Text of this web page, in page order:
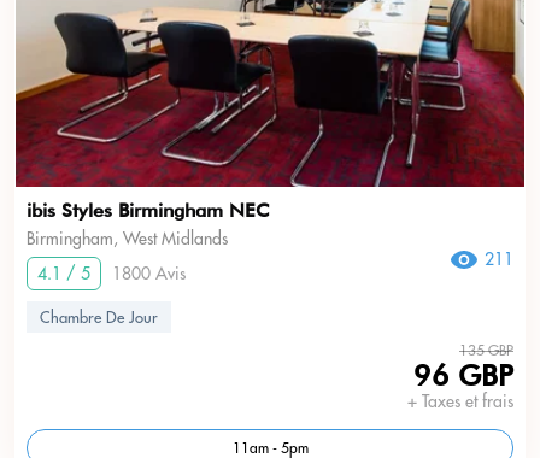
ibis Styles Birmingham NEC
Birmingham, West Midlands
4.1 / 5
1800 Avis
211
Chambre De Jour
135 GBP
96 GBP
+ Taxes et frais
11am - 5pm